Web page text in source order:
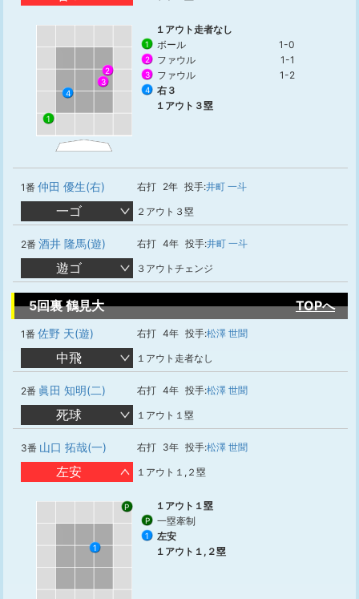
1
2
3
4
１アウト走者なし
1 ボール 1-0
2 ファウル 1-1
3 ファウル 1-2
4
右３
１アウト３塁
1番 仲田 優生(右) 右打 2年 投手:井町 一斗
一ゴ ２アウト３塁
2番 酒井 隆馬(遊) 右打 4年 投手:井町 一斗
遊ゴ ３アウトチェンジ
5回裏 鶴見大 TOPへ
1番 佐野 天(遊) 右打 4年 投手:松澤 世聞
中飛 １アウト走者なし
2番 眞田 知明(二) 右打 4年 投手:松澤 世聞
死球 １アウト１塁
3番 山口 拓哉(一) 右打 3年 投手:松澤 世聞
左安 １アウト１,２塁
P
1
１アウト１塁
P 一塁牽制
1
左安
１アウト１,２塁